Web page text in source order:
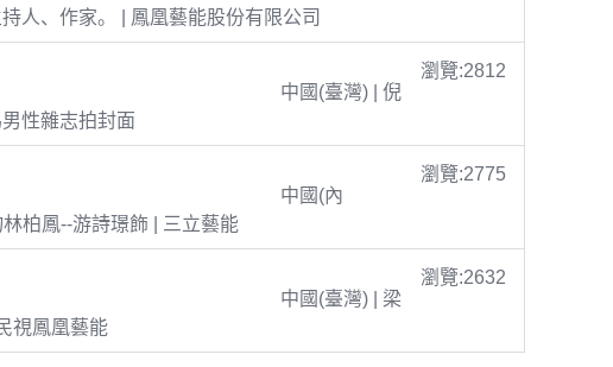
人、作家。 | 鳳凰藝能股份有限公司
瀏覽:2812
中國(臺灣) | 倪
性雜志拍封面
瀏覽:2775
中國(內
柏鳳--游詩璟飾 | 三立藝能
瀏覽:2632
中國(臺灣) | 梁
視鳳凰藝能